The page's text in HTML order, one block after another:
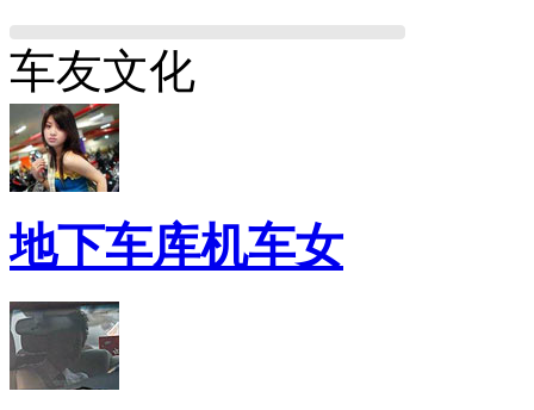
车友文化
地下车库机车女